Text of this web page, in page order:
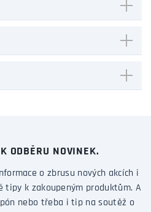
ODBĚRU NOVINEK.
o zbrusu nových akcích i
tipy k zakoupeným produktům. A
nebo třeba i tip na soutěž o